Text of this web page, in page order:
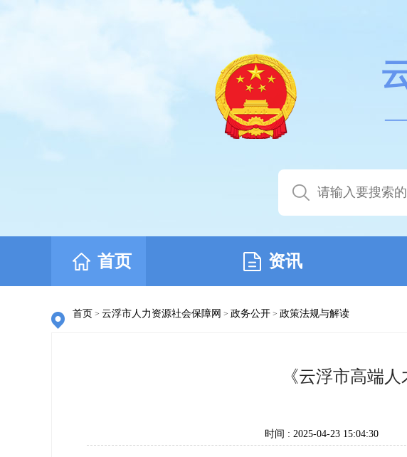
首页 资讯
首页 > 云浮市人力资源社会保障网 > 政务公开 > 政策法规与解读
《云浮市高端
时间 : 2025-04-23 15:04:30